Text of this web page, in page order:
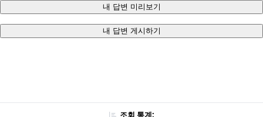
내 답변 미리보기
내 답변 게시하기